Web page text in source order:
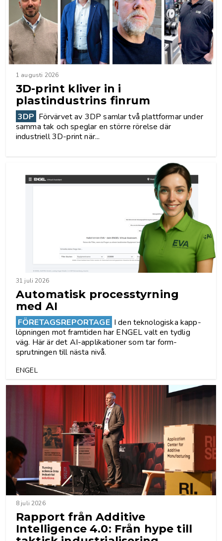
1 augusti 2026
3D-print kliver in i
plastindustrins finrum
3DP Förvärvet av 3DP samlar två plattformar under
samma tak och speglar en större rörelse där
industriell 3D-print när...
31 juli 2026
Automatisk proces­styrning
med AI
FÖRETAGSREPORTAGE I den teknologiska kapp­
löpningen mot framtiden har ENGEL valt en tydlig
väg. Här är det AI-applikationer som tar ­form­
sprutningen till nästa nivå.
ENGEL
8 juli 2026
Rapport från Additive
Intelligence 4.0: Från hype till